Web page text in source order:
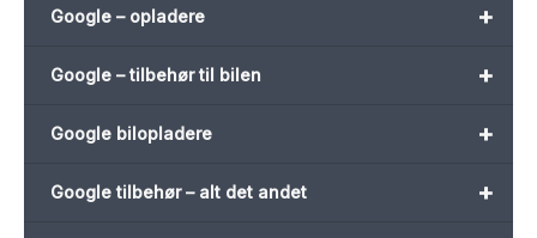
+
Google – opladere
+
Google – tilbehør til bilen
+
Google bilopladere
+
Google tilbehør – alt det andet